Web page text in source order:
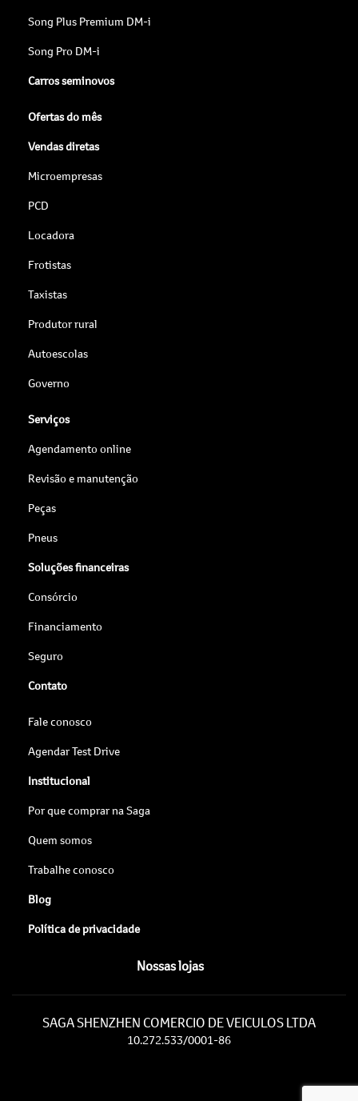
Song Plus Premium DM-i
Song Pro DM-i
Carros seminovos
Ofertas do mês
Vendas diretas
Microempresas
PCD
Locadora
Frotistas
Taxistas
Produtor rural
Autoescolas
Governo
Serviços
Agendamento online
Revisão e manutenção
Peças
Pneus
Soluções financeiras
Consórcio
Financiamento
Seguro
Contato
Fale conosco
Agendar Test Drive
Institucional
Por que comprar na Saga
Quem somos
Trabalhe conosco
Blog
Política de privacidade
Nossas lojas
SAGA SHENZHEN COMERCIO DE VEICULOS LTDA
10.272.533/0001-86